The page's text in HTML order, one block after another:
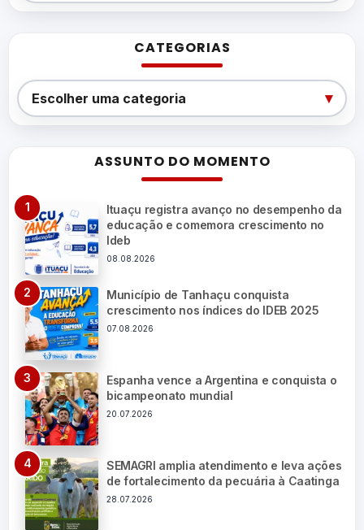
CATEGORIAS
Categorias
Escolher uma categoria ▾
ASSUNTO DO MOMENTO
Ituaçu registra avanço no desempenho da
educação e comemora crescimento no
Ideb
08.08.2026
Município de Tanhaçu conquista
crescimento nos índices do IDEB 2025
07.08.2026
Espanha vence a Argentina e conquista o
bicampeonato mundial
20.07.2026
SEMAGRI amplia atendimento e leva ações
de fortalecimento da pecuária à Caatinga
28.07.2026